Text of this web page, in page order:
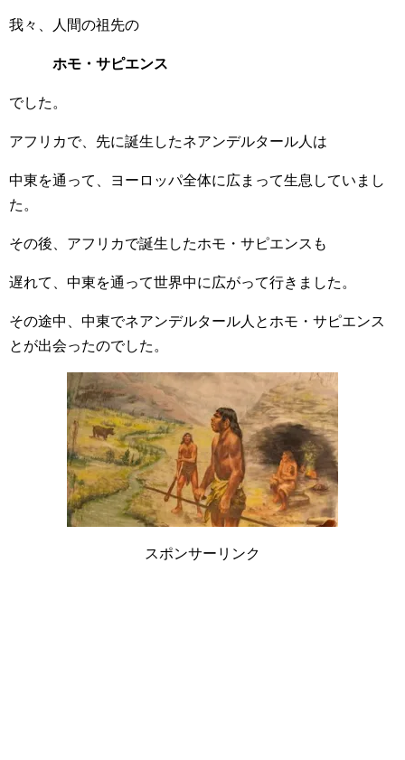
我々、人間の祖先の
ホモ・サピエンス
でした。
アフリカで、先に誕生したネアンデルタール人は
中東を通って、ヨーロッパ全体に広まって生息していまし
た。
その後、アフリカで誕生したホモ・サピエンスも
遅れて、中東を通って世界中に広がって行きました。
その途中、中東でネアンデルタール人とホモ・サピエンス
とが出会ったのでした。
スポンサーリンク